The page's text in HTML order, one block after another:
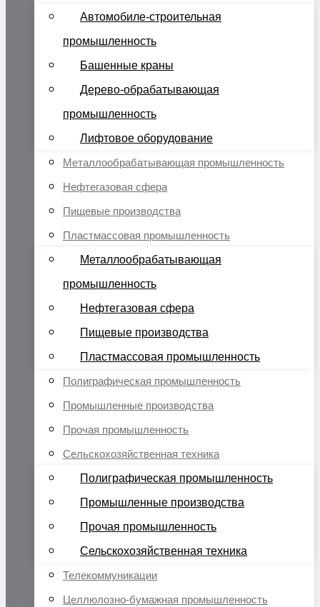
Автомобиле-строительная
промышленность
Башенные краны
Дерево-обрабатывающая
промышленность
Лифтовое оборудование
Металлообрабатывающая промышленность
Нефтегазовая сфера
Пищевые производства
Пластмассовая промышленность
Металлообрабатывающая
промышленность
Нефтегазовая сфера
Пищевые производства
Пластмассовая промышленность
Полиграфическая промышленность
Промышленные производства
Прочая промышленность
Сельскохозяйственная техника
Полиграфическая промышленность
Промышленные производства
Прочая промышленность
Сельскохозяйственная техника
Телекоммуникации
Целлюлозно-бумажная промышленность